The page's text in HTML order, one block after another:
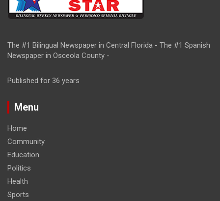
The #1 Bilingual Newspaper in Central Florida - The #1 Spanish
Newspaper in Osceola County -
Published for 36 years
Menu
Home
Community
Education
Politics
Health
Sports